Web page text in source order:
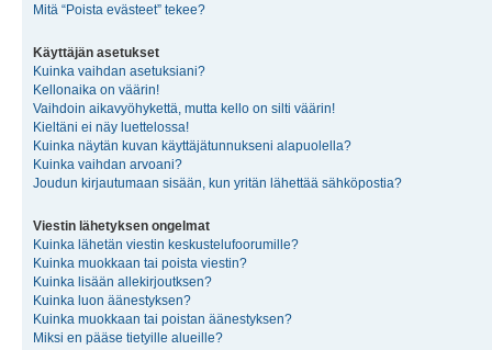
Mitä “Poista evästeet” tekee?
Käyttäjän asetukset
Kuinka vaihdan asetuksiani?
Kellonaika on väärin!
Vaihdoin aikavyöhykettä, mutta kello on silti väärin!
Kieltäni ei näy luettelossa!
Kuinka näytän kuvan käyttäjätunnukseni alapuolella?
Kuinka vaihdan arvoani?
Joudun kirjautumaan sisään, kun yritän lähettää sähköpostia?
Viestin lähetyksen ongelmat
Kuinka lähetän viestin keskustelufoorumille?
Kuinka muokkaan tai poista viestin?
Kuinka lisään allekirjoutksen?
Kuinka luon äänestyksen?
Kuinka muokkaan tai poistan äänestyksen?
Miksi en pääse tietyille alueille?